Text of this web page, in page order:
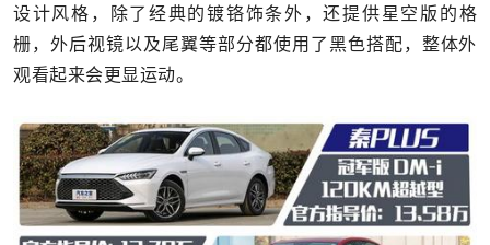
设计风格，除了经典的镀铬饰条外，还提供星空版的格
栅，外后视镜以及尾翼等部分都使用了黑色搭配，整体外
观看起来会更显运动。